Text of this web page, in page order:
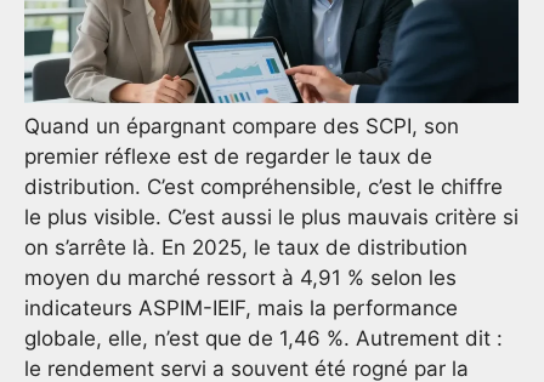
Quand un épargnant compare des SCPI, son
premier réflexe est de regarder le taux de
distribution. C’est compréhensible, c’est le chiffre
le plus visible. C’est aussi le plus mauvais critère si
on s’arrête là. En 2025, le taux de distribution
moyen du marché ressort à 4,91 % selon les
indicateurs ASPIM-IEIF, mais la performance
globale, elle, n’est que de 1,46 %. Autrement dit :
le rendement servi a souvent été rogné par la